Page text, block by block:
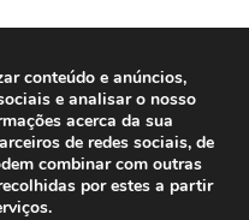
conteúdo e anúncios,
e analisar o nosso
acerca da sua
de redes sociais, de
combinar com outras
por estes a partir